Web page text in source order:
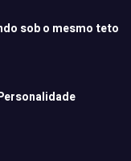
sob o mesmo teto